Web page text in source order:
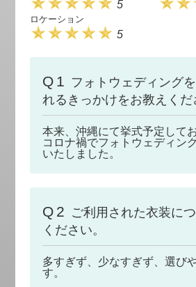
5
ロケーション
5
Q1 フォトウェディング
れるきっかけをお教えくだ
本来、沖縄にて挙式予定して
コロナ禍でフォトウェディン
いたしました。
Q2 ご利用された衣装に
ください。
多すぎず、少なすぎず、選び
す。